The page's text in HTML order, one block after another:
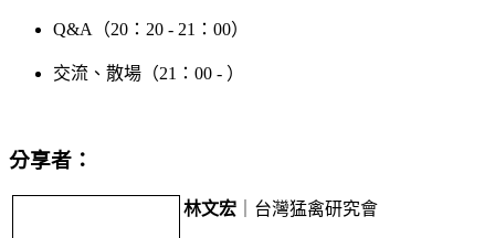
Q&A（20：20 - 21：00）
交流、散場（21：00 - ）
分享者：
林文宏 ｜台灣猛禽研究會